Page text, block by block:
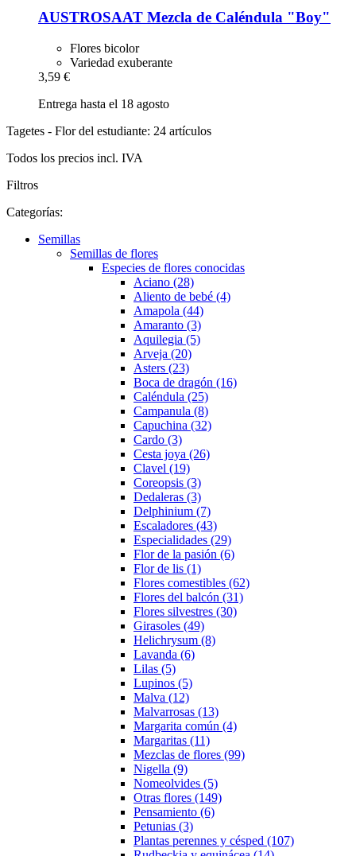
AUSTROSAAT Mezcla de Caléndula "Boy"
Flores bicolor
Variedad exuberante
3,59 €
Entrega hasta el 18 agosto
Tagetes - Flor del estudiante: 24 artículos
Todos los precios incl. IVA
Filtros
Categorías:
Semillas
Semillas de flores
Especies de flores conocidas
Aciano (28)
Aliento de bebé (4)
Amapola (44)
Amaranto (3)
Aquilegia (5)
Arveja (20)
Asters (23)
Boca de dragón (16)
Caléndula (25)
Campanula (8)
Capuchina (32)
Cardo (3)
Cesta joya (26)
Clavel (19)
Coreopsis (3)
Dedaleras (3)
Delphinium (7)
Escaladores (43)
Especialidades (29)
Flor de la pasión (6)
Flor de lis (1)
Flores comestibles (62)
Flores del balcón (31)
Flores silvestres (30)
Girasoles (49)
Helichrysum (8)
Lavanda (6)
Lilas (5)
Lupinos (5)
Malva (12)
Malvarrosas (13)
Margarita común (4)
Margaritas (11)
Mezclas de flores (99)
Nigella (9)
Nomeolvides (5)
Otras flores (149)
Pensamiento (6)
Petunias (3)
Plantas perennes y césped (107)